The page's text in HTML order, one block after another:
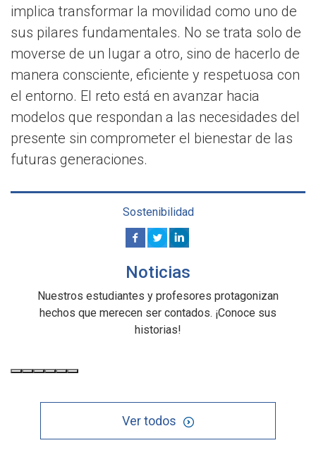
implica transformar la movilidad como uno de
sus pilares fundamentales. No se trata solo de
moverse de un lugar a otro, sino de hacerlo de
manera consciente, eficiente y respetuosa con
el entorno. El reto está en avanzar hacia
modelos que respondan a las necesidades del
presente sin comprometer el bienestar de las
futuras generaciones.
Sostenibilidad
Noticias
Nuestros estudiantes y profesores protagonizan
hechos que merecen ser contados. ¡Conoce sus
historias!
Ver todos